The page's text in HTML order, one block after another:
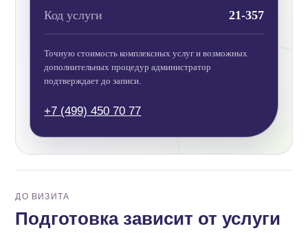
Код услуги 21-357
Точную стоимость комплексных услуг и возможных
дополнительных процедур администратор
подтверждает до записи.
+7 (499) 450 70 77
ДО ВИЗИТА
Подготовка зависит от услуги